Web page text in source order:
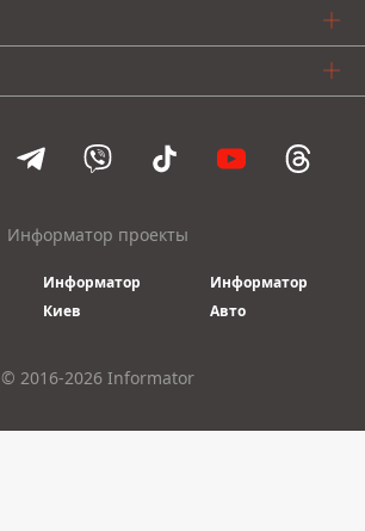
Информатор проекты
Информатор
Киев
Информатор
Авто
© 2016-2026 Informator